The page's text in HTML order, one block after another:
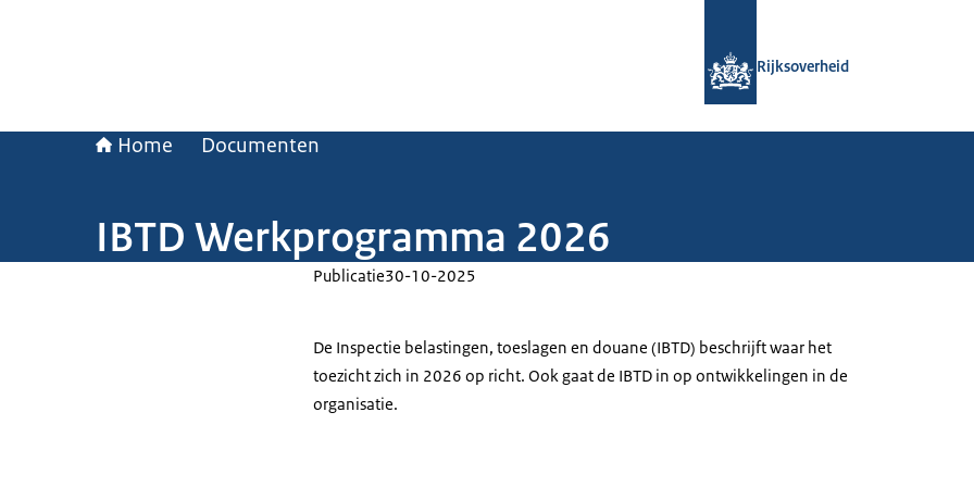
Rijksoverheid
Home Documenten
IBTD Werkprogramma 2026
Publicatie30-10-2025
De Inspectie belastingen, toeslagen en douane (IBTD) beschrijft waar het
toezicht zich in 2026 op richt. Ook gaat de IBTD in op ontwikkelingen in de
organisatie.